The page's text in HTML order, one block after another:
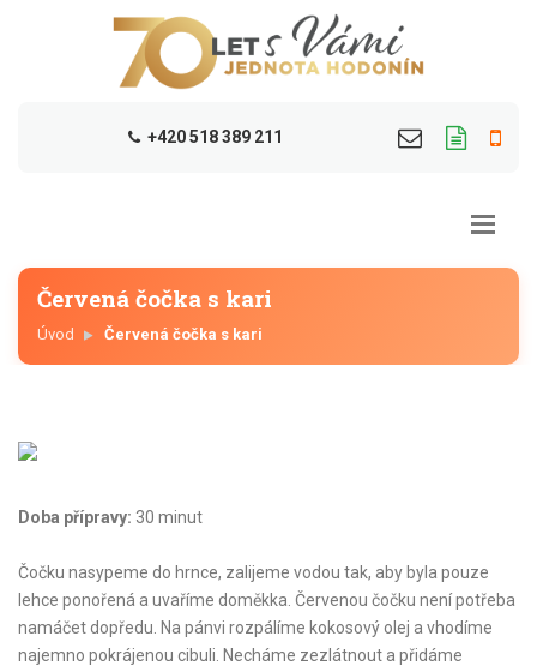
+420 518 389 211
Červená čočka s kari
Úvod Červená čočka s kari
Doba přípravy: 30 minut
Čočku nasypeme do hrnce, zalijeme vodou tak, aby byla pouze
lehce ponořená a uvaříme doměkka. Červenou čočku není potřeba
namáčet dopředu. Na pánvi rozpálíme kokosový olej a vhodíme
najemno pokrájenou cibuli. Necháme zezlátnout a přidáme